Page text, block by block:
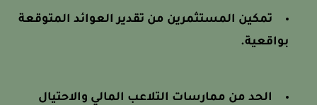
تمكين المستثمرين من تقدير العوائد المتوقعة
بواقعية.
الحد من ممارسات التلاعب المالي والاحتيال